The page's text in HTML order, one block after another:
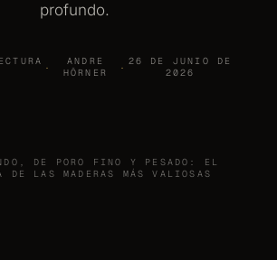
profundo.
·
ANDRE
HÖRNER
· 26 DE JUNIO DE
2026
DE PORO FINO Y PESADO: EL
DE LAS MADERAS MÁS VALIOSAS